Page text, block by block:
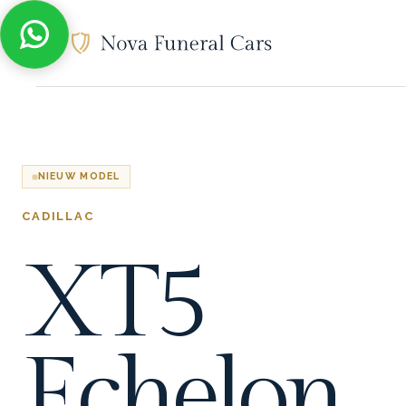
NIEUW MODEL
CADILLAC
XT5